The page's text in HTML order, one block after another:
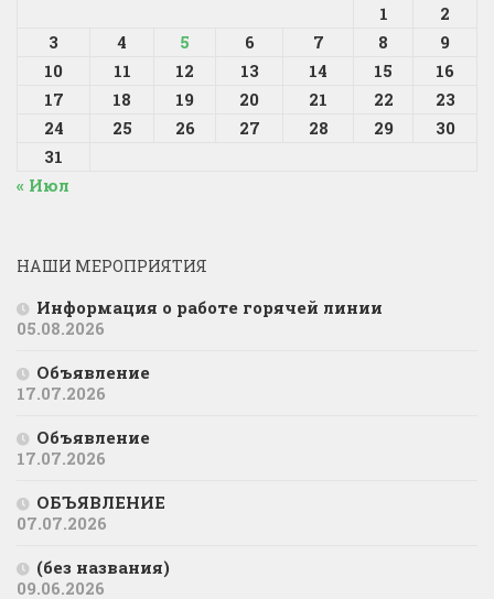
1
2
3
4 5 6 7 8
9
10
11 12 13 14 15
16
17
18 19 20 21 22
23
24
25 26 27 28 29
30
31
« Июл
НАШИ МЕРОПРИЯТИЯ
Информация о работе горячей линии
05.08.2026
Объявление
17.07.2026
Объявление
17.07.2026
ОБЪЯВЛЕНИЕ
07.07.2026
(без названия)
09.06.2026